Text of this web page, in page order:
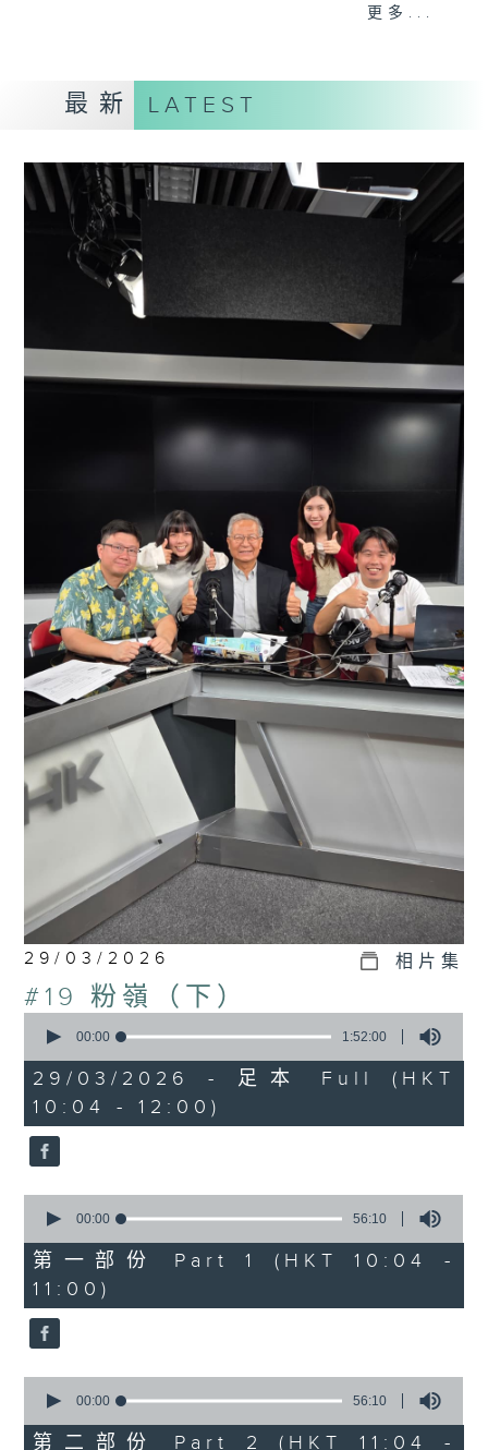
更多...
最新 LATEST
29/03/2026 相片集
#19 粉嶺（下）
seconds
1
hour,
52
minutes,
0
seconds
00:00 1:52:00
29/03/2026 - 足本 Full (HKT
10:04 - 12:00)
seconds
56
minutes,
10
seconds
00:00 56:10
第一部份 Part 1 (HKT 10:04 -
11:00)
seconds
56
00:00 56:10
第二部份 Part 2 (HKT 11:04 -